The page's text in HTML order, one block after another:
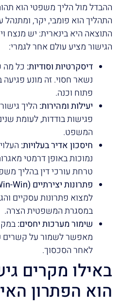
ההבדל מול הליך משפטי הוא
התהליך הוא פומבי, יקר, ומתנהל
התוצאה היא בינארית: יש מנצח
הגישור מציע עולם אחר לגמרי:
דיסקרטיות וסודיות: כל מה
נשאר חסוי. זה מונע
פתוח וכנה.
יעילות ומהירות: הליך
פגישות בודדות, לעומת
המשפט.
חיסכון אדיר בעלויות:
נמוכות באופן דרמטי
טרחת עורכי דין בהליך
פתרונות יצירתיים (Win-Win):
למצוא פתרונות עסקיים
במסגרת המשפטית הצרה.
שימור מערכות יחסים:
מאפשר לשמור על קשרים
לאחר הסכסוך.
באילו מקרים
הוא הפתרון